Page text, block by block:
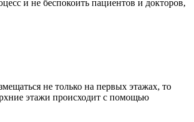
и не беспокоить пациентов и докторов,
не только на первых этажах, то
этажи происходит с помощью